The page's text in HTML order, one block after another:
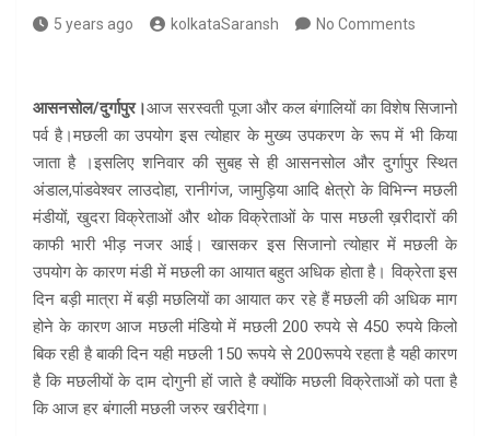
5 years ago kolkataSaransh No Comments
आसनसोल/दुर्गापुर।आज सरस्वती पूजा और कल बंगालियों का विशेष सिजानो
पर्व है।मछली का उपयोग इस त्योहार के मुख्य उपकरण के रूप में भी किया
जाता है ।इसलिए शनिवार की सुबह से ही आसनसोल और दुर्गापुर स्थित
अंडाल,पांडवेश्वर लाउदोहा, रानीगंज, जामुड़िया आदि क्षेत्राे के विभिन्न मछली
मंडीयों, खुदरा विक्रेताओं और थोक विक्रेताओं के पास मछली ख़रीदारों की
काफी भारी भीड़ नजर आई। खासकर इस सिजानो त्योहार में मछली के
उपयोग के कारण मंडी में मछली का आयात बहुत अधिक होता है। विक्रेता इस
दिन बड़ी मात्रा में बड़ी मछलियों का आयात कर रहे हैं मछली की अधिक माग
होने के कारण आज मछली मंडियो में मछली 200 रुपये से 450 रुपये किलो
बिक रही है बाकी दिन यही मछली 150 रूपये से 200रूपये रहता है यही कारण
है कि मछलीयों के दाम दोगुनी हों जाते है क्योंकि मछली विक्रेताओं को पता है
कि आज हर बंगाली मछली जरुर खरीदेगा।